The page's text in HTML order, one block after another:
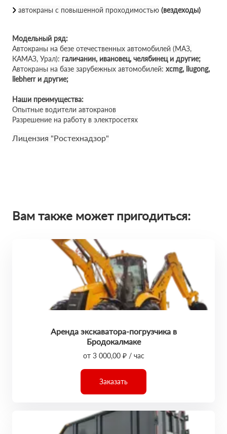
автокраны с повышенной проходимостью (вездеходы)
Модельный ряд:
Автокраны на безе отечественных автомобилей (МАЗ,
КАМАЗ, Урал): галичанин, ивановец, челябинец и другие;
Автокраны на базе зарубежных автомобилей: xcmg, liugong,
liebherr и другие;
Наши преимущества:
Опытные водители автокранов
Разрешение на работу в электросетях
Лицензия "Ростехнадзор"
Вам также может пригодиться:
Аренда экскаватора-погрузчика в
Бродокалмаке
от 3 000,00 ₽ / час
Заказать